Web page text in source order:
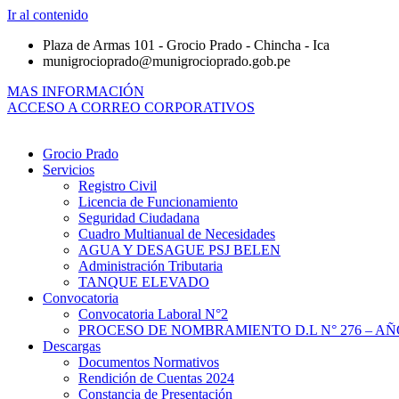
Ir al contenido
Plaza de Armas 101 - Grocio Prado - Chincha - Ica
munigrocioprado@munigrocioprado.gob.pe
MAS INFORMACIÓN
ACCESO A CORREO CORPORATIVOS
Grocio Prado
Servicios
Registro Civil
Licencia de Funcionamiento
Seguridad Ciudadana
Cuadro Multianual de Necesidades
AGUA Y DESAGUE PSJ BELEN
Administración Tributaria
TANQUE ELEVADO
Convocatoria
Convocatoria Laboral N°2
PROCESO DE NOMBRAMIENTO D.L N° 276 –
Descargas
Documentos Normativos
Rendición de Cuentas 2024
Constancia de Presentación